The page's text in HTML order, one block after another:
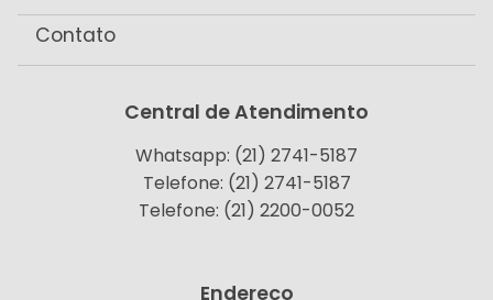
Contato
Central de Atendimento
Whatsapp: (21) 2741-5187
Telefone: (21) 2741-5187
Telefone: (21) 2200-0052
Endereço